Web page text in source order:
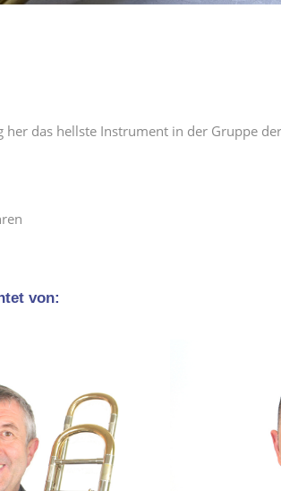
her das hellste Instrument in der Gruppe
von: